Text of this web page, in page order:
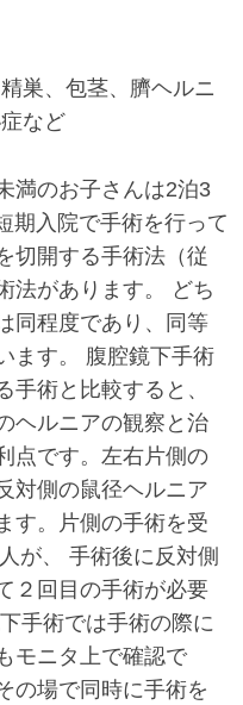
巣、包茎、臍ヘルニ
など
満のお子さんは2泊3
期入院で手術を行って
切開する手術法（従
法があります。 どち
同程度であり、同等
ます。 腹腔鏡下手術
手術と比較すると、
ヘルニアの観察と治
点です。左右片側の
対側の鼠径ヘルニア
す。片側の手術を受
が、 手術後に反対側
２回目の手術が必要
手術では手術の際に
モニタ上で確認で
の場で同時に手術を